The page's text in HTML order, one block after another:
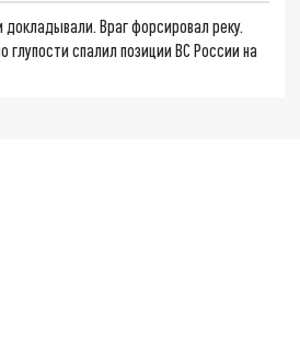
докладывали. Враг форсировал реку.
глупости спалил позиции ВС России на